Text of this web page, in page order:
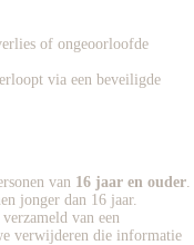
of ongeoorloofde
via een beveiligde
van 16 jaar en ouder
jonger dan 16 jaar.
van een
verwijderen die informatie